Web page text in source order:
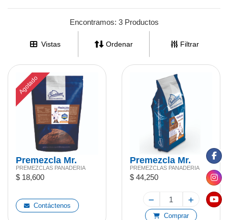
Encontramos: 3 Productos
Vistas Ordenar Filtrar
Agotado
Premezcla Mr.
Frank Chocolate
1kg
PREMEZCLAS PANADERIA
$ 18,600
Contáctenos
Premezcla Mr.
Frank Chocolate
2kg
PREMEZCLAS PANADERIA
$ 44,250
Comprar